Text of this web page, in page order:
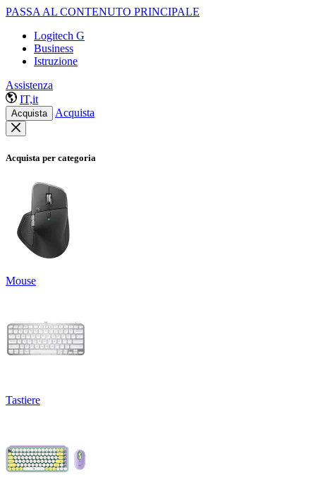
PASSA AL CONTENUTO PRINCIPALE
Logitech G
Business
Istruzione
Assistenza
IT,it
Acquista Acquista
Acquista per categoria
Mouse
Tastiere